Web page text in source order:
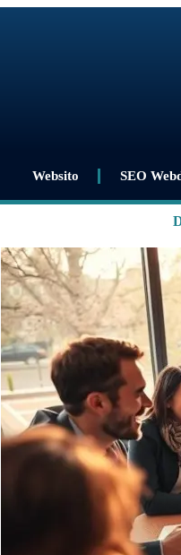
Websito SEO